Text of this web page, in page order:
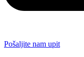
Pošaljite nam upit